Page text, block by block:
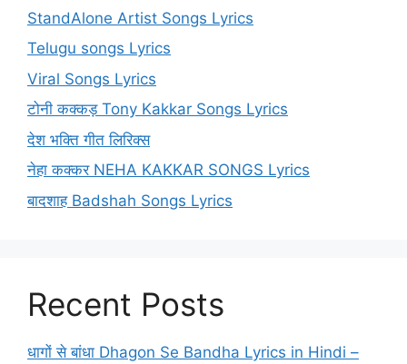
StandAlone Artist Songs Lyrics
Telugu songs Lyrics
Viral Songs Lyrics
टोनी कक्कड़ Tony Kakkar Songs Lyrics
देश भक्ति गीत लिरिक्स
नेहा कक्कर NEHA KAKKAR SONGS Lyrics
बादशाह Badshah Songs Lyrics
Recent Posts
धागों से बांधा Dhagon Se Bandha Lyrics in Hindi –